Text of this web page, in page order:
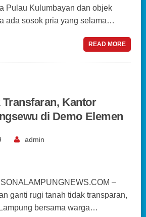
Pulau Kulumbayan dan objek
ada sosok pria yang selama…
READ MORE
Kantor
di Demo Elemen
admin
–
ganti rugi tanah tidak transparan,
bersama warga…